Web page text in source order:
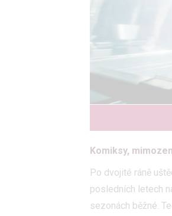
Komiksy,
Po dvojité ráně
posledních letech
sezonách běžné.